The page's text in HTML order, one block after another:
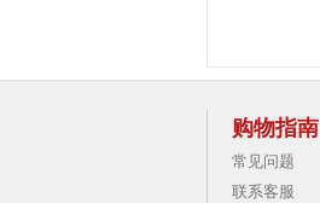
购物指南
常见问题
联系客服